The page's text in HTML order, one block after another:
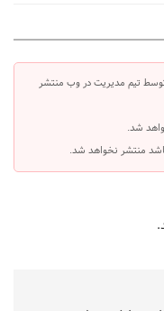
تیم مدیریت در وب منتشر
شد.
منتشر نخواهد شد.